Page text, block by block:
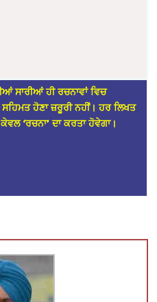
ਸਾਰੀਆਂ ਹੀ ਰਚਨਾਵਾਂ ਵਿਚ
ਸਹਿਮਤ ਹੋਣਾ ਜ਼ਰੂਰੀ ਨਹੀਂ। ਹਰ ਲਿਖਤ
‘ਰਚਨਾ’ ਦਾ ਕਰਤਾ ਹੋਵੇਗਾ।